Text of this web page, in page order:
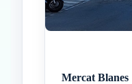
Mercat Blanes